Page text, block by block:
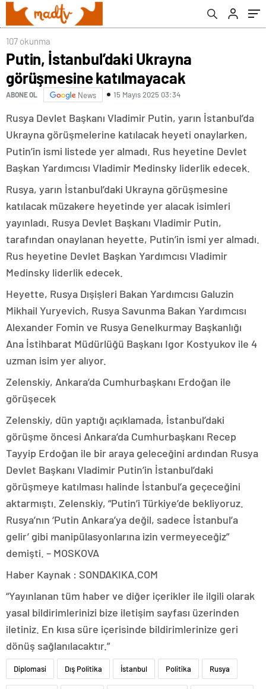
107 okunma
Putin, İstanbul’daki Ukrayna
görüşmesine katılmayacak
ABONE OL News 15 Mayıs 2025 03:34
Rusya Devlet Başkanı Vladimir Putin, yarın İstanbul’da
Ukrayna görüşmelerine katılacak heyeti onaylarken,
Putin’in ismi listede yer almadı. Rus heyetine Devlet
Başkan Yardımcısı Vladimir Medinsky liderlik edecek.
Rusya, yarın İstanbul’daki Ukrayna görüşmesine
katılacak müzakere heyetinde yer alacak isimleri
yayınladı. Rusya Devlet Başkanı Vladimir Putin,
tarafından onaylanan heyette, Putin’in ismi yer almadı.
Rus heyetine Devlet Başkan Yardımcısı Vladimir
Medinsky liderlik edecek.
Heyette, Rusya Dışişleri Bakan Yardımcısı Galuzin
Mikhail Yuryevich, Rusya Savunma Bakan Yardımcısı
Alexander Fomin ve Rusya Genelkurmay Başkanlığı
Ana İstihbarat Müdürlüğü Başkanı Igor Kostyukov ile 4
uzman isim yer alıyor.
Zelenskiy, Ankara’da Cumhurbaşkanı Erdoğan ile
görüşecek
Zelenskiy, dün yaptığı açıklamada, İstanbul’daki
görüşme öncesi Ankara’da Cumhurbaşkanı Recep
Tayyip Erdoğan ile bir araya geleceğini ardından Rusya
Devlet Başkanı Vladimir Putin’in İstanbul’daki
görüşmeye katılması halinde İstanbul’a geçeceğini
aktarmıştı. Zelenskiy, “Putin’i Türkiye’de bekliyoruz.
Rusya’nın ‘Putin Ankara’ya değil, sadece İstanbul’a
gelir’ gibi manipülasyonlarına izin vermeyeceğiz”
demişti. – MOSKOVA
Haber Kaynak : SONDAKIKA.COM
“Yayınlanan tüm haber ve diğer içerikler ile ilgili olarak
yasal bildirimlerinizi bize iletişim sayfası üzerinden
iletiniz. En kısa süre içerisinde bildirimlerinize geri
dönüş sağlanılacaktır.”
Diplomasi Dış Politika İstanbul Politika Rusya